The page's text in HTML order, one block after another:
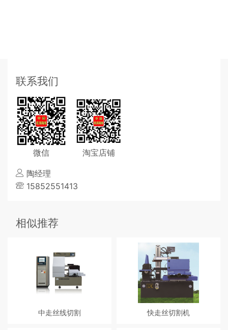
联系我们
微信 淘宝店铺
陶经理
15852551413
相似推荐
中走丝线切割 快走丝切割机